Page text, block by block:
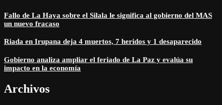
Fallo de La Haya sobre el Silala le significa al gobierno del MAS
un nuevo fracaso
Riada en Irupana deja 4 muertos, 7 heridos y 1 desaparecido
Gobierno analiza ampliar el feriado de La Paz y evalúa su
impacto en la economía
Archivos